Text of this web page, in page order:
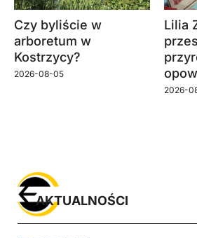
Czy byliście w
arboretum w
Kostrzycy?
2026-08-05
Lilia
2026-
AKTUALNOŚCI